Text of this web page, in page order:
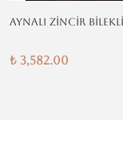
AYNALI ZİNCİR
₺ 3,582.00